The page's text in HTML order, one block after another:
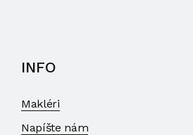
INFO
Makléri
Napíšte nám